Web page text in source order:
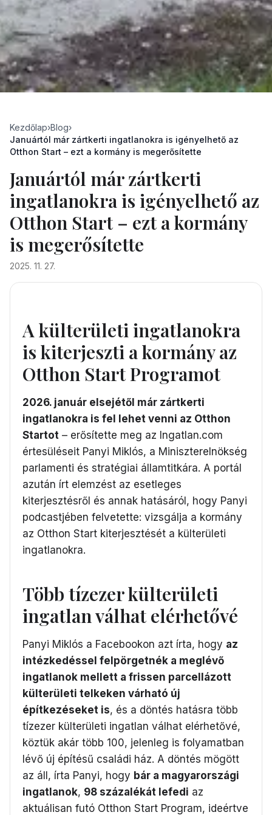
Kezdőlap›Blog›
Januártól már zártkerti ingatlanokra is igényelhető az
Otthon Start – ezt a kormány is megerősítette
Januártól már zártkerti
ingatlanokra is igényelhető az
Otthon Start – ezt a kormány
is megerősítette
2025. 11. 27.
A külterületi ingatlanokra
is kiterjeszti a kormány az
Otthon Start Programot
2026. január elsejétől már zártkerti
ingatlanokra is fel lehet venni az Otthon
Startot – erősítette meg az Ingatlan.com
értesüléseit Panyi Miklós, a Miniszterelnökség
parlamenti és stratégiai államtitkára. A portál
azután írt elemzést az esetleges
kiterjesztésről és annak hatásáról, hogy Panyi
podcastjében felvetette: vizsgálja a kormány
az Otthon Start kiterjesztését a külterületi
ingatlanokra.
Több tízezer külterületi
ingatlan válhat elérhetővé
Panyi Miklós a Facebookon azt írta, hogy az
intézkedéssel felpörgetnék a meglévő
ingatlanok mellett a frissen parcellázott
külterületi telkeken várható új
építkezéseket is, és a döntés hatásra több
tízezer külterületi ingatlan válhat elérhetővé,
köztük akár több 100, jelenleg is folyamatban
lévő új építésű családi ház. A döntés mögött
az áll, írta Panyi, hogy bár a magyarországi
ingatlanok, 98 százalékát lefedi az
aktuálisan futó Otthon Start Program, ideértve